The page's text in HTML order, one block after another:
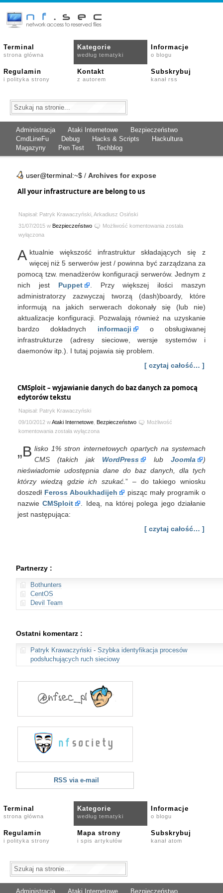
Terminal
strona główna
Kategorie
według tematyki
Informacje
o blogu
Regulamin
i polityka strony
Kontakt
z autorem
Subskrybuj
kanał rss
Administracja Ataki Internetowe
Bezpieczeństwo
CmdLineFu
Debug Hacks & Scripts
Hackultura
Magazyny
Pen Test Techblog
user@terminal:~$ / Archives for expose
All your infrastructure are belong to us
Napisał: Patryk Krawaczyński, Arkadiusz Osiński
31/07/2015 w Bezpieczeństwo Możliwość komentowania All
are
belong
została
wyłączona
A ktualnie większość infrastruktur składających się z
więcej niż 5 serwerów jest / powinna być zarządzana za
pomocą tzw. menadżerów konfiguracji serwerów. Jednym z
nich jest Puppet
. Przy większej ilości maszyn
administratorzy zazwyczaj tworzą (dash)boardy, które
informują na jakich serwerach dokonały się (lub nie)
aktualizacje konfiguracji. Pozwalają również na uzyskanie
bardzo dokładnych informacji
o obsługiwanej
infrastrukturze (adresy sieciowe, wersje systemów i
daemonów itp.). I tutaj pojawia się problem.
[ czytaj całość… ]
CMSploit – wyjawianie danych do baz danych za pomocą
edytorów tekstu
Napisał: Patryk Krawaczyński
09/10/2012 wAtaki Internetowe Bezpieczeństwo
Możliwość
komentowania CMSploit
wyjawianie
danych
danych
za
pomocą
edytorów
tekstu
została wyłączona
„B lisko 1% stron internetowych opartych na systemach
CMS (takich jak WordPress lub Joomla
)
nieświadomie udostępnia dane do baz danych, dla tych
którzy wiedzą gdzie ich szukać. ” – do takiego wniosku
doszedł Feross Aboukhadijeh
pisząc mały programik o
nazwieCMSploit
. Ideą, na której polega jego działanie
jest następująca:
[ czytaj całość… ]
Partnerzy :
Bothunters
CentOS
Devil Team
Ostatni komentarz :
Patryk Krawaczyński - Szybka identyfikacja procesów
podsłuchujących ruch sieciowy
RSS via e-mail
Terminal
strona główna
Kategorie
według tematyki
Informacje
o blogu
Regulamin
i polityka strony
Mapa strony
i spis artykułów
Subskrybuj
kanał atom
Administracja Ataki Internetowe Bezpieczeństwo